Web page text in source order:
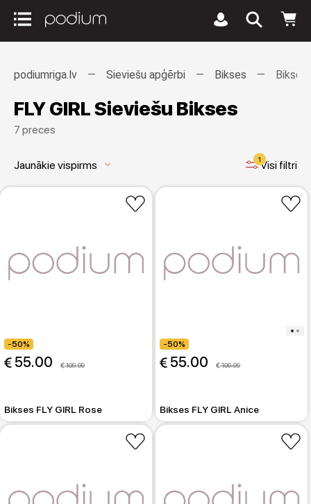
podiumriga.lv Sieviešu apģērbi Bikses Bikses
FLY GIRL Sieviešu Bikses
7 preces
Jaunākie vispirms keyboard_arrow_down 1Visi filtri
-50%
55.00 109.99
Bikses FLY GIRL Rose
-50%
55.00 109.99
Bikses FLY GIRL Anice